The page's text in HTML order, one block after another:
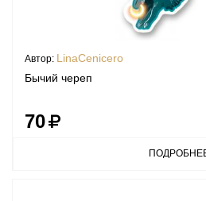
Автор: LinaCenicero
Бычий череп
70